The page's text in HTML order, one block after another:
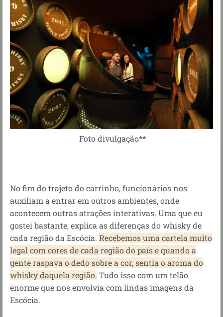
Foto divulgação**
No fim do trajeto do carrinho, funcionários nos
auxiliam a entrar em outros ambientes, onde
acontecem outras atrações interativas. Uma que eu
gostei bastante, explica as diferenças do whisky de
cada região da Escócia. Recebemos uma cartela muito
legal com cores de cada região do país e quando a
gente raspava o dedo sobre a cor, sentia o aroma do
whisky daquela região. Tudo isso com um telão
enorme que nos envolvia com lindas imagens da
Escócia.